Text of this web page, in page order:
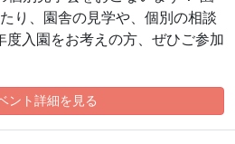
り、園舎の見学や、個別の相談
度入園をお考えの方、ぜひご参加
ント詳細を見る